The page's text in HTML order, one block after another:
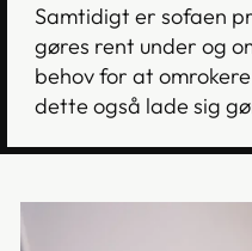
Samtidigt er sofaen
gøres rent under og
behov for at
dette også lade sig